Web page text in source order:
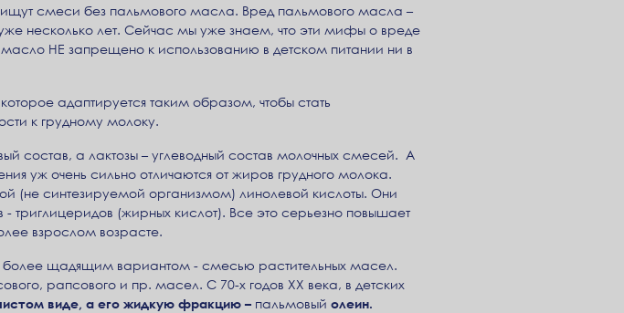
смеси без пальмового масла. Вред пальмового масла –
несколько лет. Сейчас мы уже знаем, что эти мифы о вреде
НЕ запрещено к использованию в детском питании ни в
адаптируется таким образом, чтобы стать
к грудному молоку.
состав, а лактозы – углеводный состав молочных смесей. А
уж очень сильно отличаются от жиров грудного молока.
(не синтезируемой организмом) линолевой кислоты. Они
триглицеридов (жирных кислот). Все это серьезно повышает
взрослом возрасте.
щадящим вариантом - смесью растительных масел.
рапсового и пр. масел. С 70-х годов ХХ века, в детских
виде, а его жидкую фракцию – пальмовый олеин.